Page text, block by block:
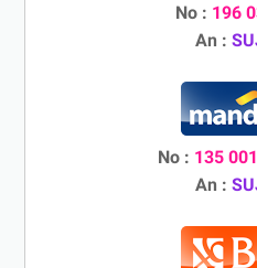
No : 196
An :
No : 135
An :